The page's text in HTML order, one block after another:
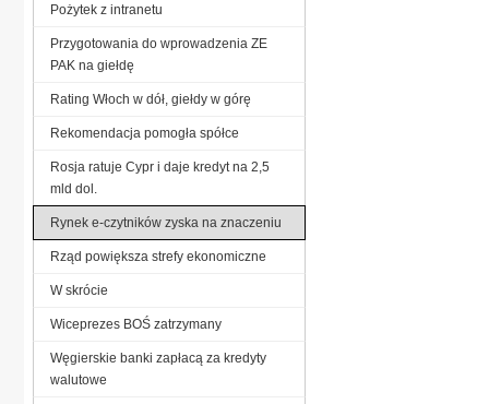
Pożytek z intranetu
Przygotowania do wprowadzenia ZE
PAK na giełdę
Rating Włoch w dół, giełdy w górę
Rekomendacja pomogła spółce
Rosja ratuje Cypr i daje kredyt na 2,5
mld dol.
Rynek e-czytników zyska na znaczeniu
Rząd powiększa strefy ekonomiczne
W skrócie
Wiceprezes BOŚ zatrzymany
Węgierskie banki zapłacą za kredyty
walutowe